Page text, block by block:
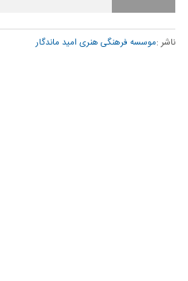
ناشر :موسسه فرهنگی هنری امید ماندگار